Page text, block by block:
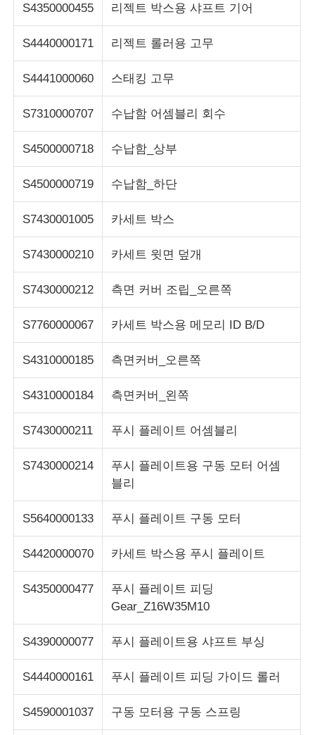
S4350000455 리젝트 박스용 샤프트 기어
S4440000171 리젝트 롤러용 고무
S4441000060 스태킹 고무
S7310000707 수납함 어셈블리 회수
S4500000718 수납함_상부
S4500000719 수납함_하단
S7430001005 카세트 박스
S7430000210 카세트 윗면 덮개
S7430000212 측면 커버 조립_오른쪽
S7760000067 카세트 박스용 메모리 ID B/D
S4310000185 측면커버_오른쪽
S4310000184 측면커버_왼쪽
S7430000211 푸시 플레이트 어셈블리
S7430000214
푸시 플레이트용 구동 모터 어셈
블리
S5640000133 푸시 플레이트 구동 모터
S4420000070 카세트 박스용 푸시 플레이트
S4350000477
푸시 플레이트 피딩
Gear_Z16W35M10
S4390000077 푸시 플레이트용 샤프트 부싱
S4440000161 푸시 플레이트 피딩 가이드 롤러
S4590001037 구동 모터용 구동 스프링